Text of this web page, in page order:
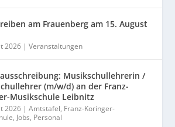
am Frauenberg am 15. August
2026 |Veranstaltungen
Musikschullehrerin /
(m/w/d) an der Franz-
Musikschule Leibnitz
2026 |Amtstafel, Franz-Koringer-
, Jobs, Personal